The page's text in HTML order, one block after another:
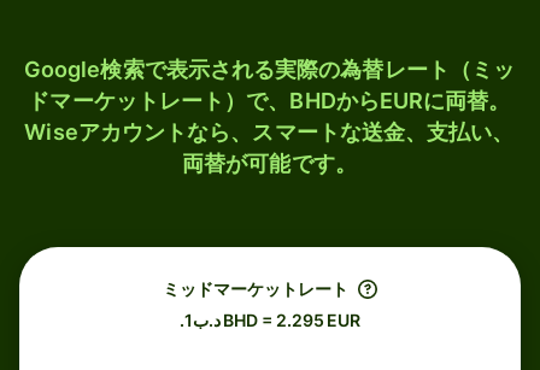
Google検索で表示される実際の為替レート（ミッ
ドマーケットレート）で、BHDからEURに両替。
Wiseアカウントなら、スマートな送金、支払い、
両替が可能です。
ミッドマーケットレート
.د.ب1 BHD = 2.295 EUR